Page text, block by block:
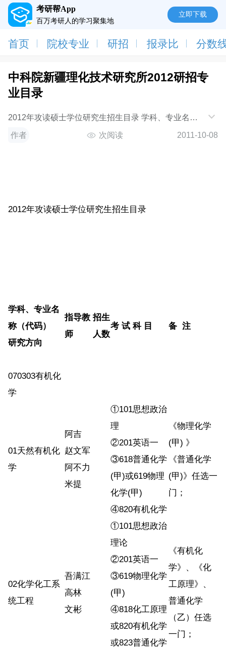
考研帮App
百万考研人的学习聚集地
立即下载
首页 院校专业 研招 报录比 分数
中科院新疆理化技术研究所2012研招专
业目录
2012年攻读硕士学位研究生招生目录 学科、专业名称
作者 次阅读 2011-10-08
2012年攻读硕士学位研究生招生目录
学科、专业名
称（代码）
研究方向
指导教
师
招生
人数
考 试 科 目 备 注
070303有机化
学
01天然有机化
学
阿吉
赵文军
阿不力
米提
①101思想政治
理
②201英语一
③618普通化学
(甲)或619物理
化学(甲)
④820有机化学
《物理化学
(甲) 》
《普通化学
(甲)》任选一
门；
02化学化工系
统工程
吾满江
高林
文彬
①101思想政治
理论
②201英语一
③619物理化学
(甲)
④818化工原理
或820有机化学
或823普通化学
《有机化
学》、《化
工原理》、
普通化学
（乙）任选
一门；